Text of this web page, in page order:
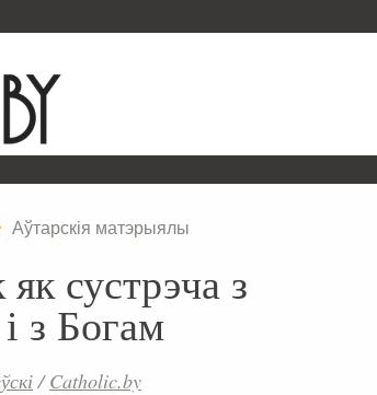
Аўтарскія матэрыялы
сустрэча з
з Богам
/Catholic.by